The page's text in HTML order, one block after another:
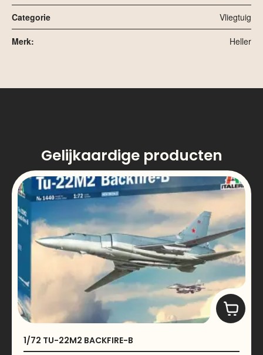
Categorie Vliegtuig
Merk: Heller
Gelijkaardige producten
1/72 TU-22M2 BACKFIRE-B